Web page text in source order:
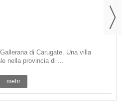
di Carugate. Una villa
nella provincia di ...
mehr